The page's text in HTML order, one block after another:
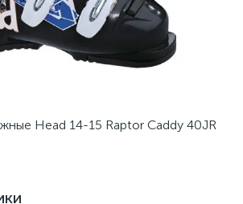
Head 14-15 Raptor Caddy 40JR